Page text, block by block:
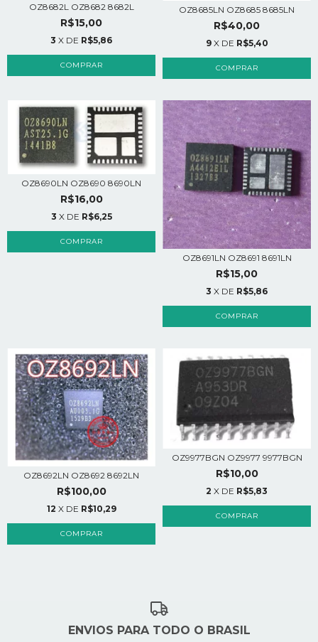
OZ8682L OZ8682 8682L
R$15,00
3 X DE R$5,86
OZ8685LN OZ8685 8685LN
R$40,00
9 X DE R$5,40
OZ8690LN OZ8690 8690LN
R$16,00
3 X DE R$6,25
OZ8691LN OZ8691 8691LN
R$15,00
3 X DE R$5,86
OZ8692LN OZ8692 8692LN
R$100,00
12 X DE R$10,29
OZ9977BGN OZ9977 9977BGN
R$10,00
2 X DE R$5,83
ENVIOS PARA TODO O BRASIL